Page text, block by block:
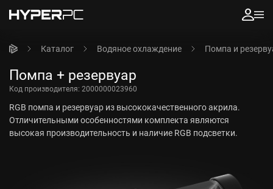
Каталог Водяное охлаждение Помпа и
Помпа + резервуар
Код производителя: 2000000023960
RGB помпа и резервуар из высококачественного акрила.
Отличительными особенностями комплекта являются
высокая производительность и наличие RGB подсветки.